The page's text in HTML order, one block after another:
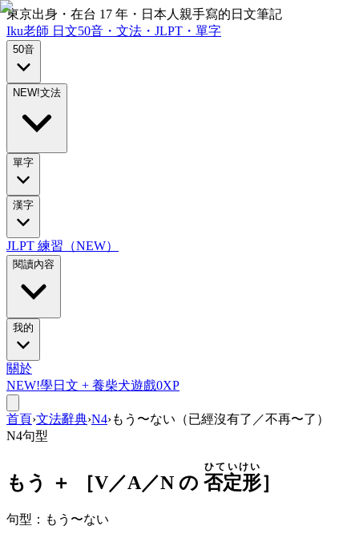
東京出身・在台 17 年・日本人親手寫的日文筆記
Iku老師 日文50音・文法・JLPT・單字
50音
NEW!文法
單字
漢字
JLPT 練習（NEW）
閱讀內容
我的
關於
NEW!學日文 + 養柴犬遊戲0XP
首頁›文法辭典›N4›もう〜ない（已經沒有了／不再〜了）
N4句型
もう ＋ ［V／A／N の 否定形
ひていけい
］
句型 ： もう〜ない